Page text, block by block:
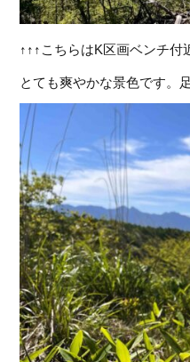
↑↑↑こちらはK区画ベンチ付
とても爽やかな景色です。